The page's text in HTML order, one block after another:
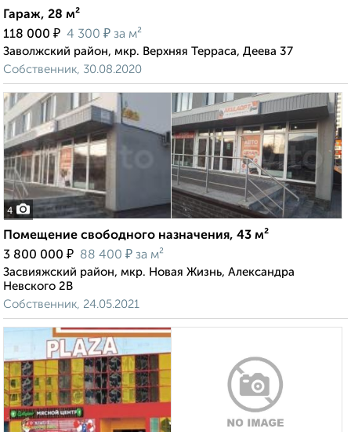
Гараж, 28 м²
118 000 ₽ 4 300 ₽ за м²
Заволжский район, мкр. Верхняя Терраса, Деева 37
Собственник, 30.08.2020
4
Помещение свободного назначения, 43 м²
3 800 000 ₽ 88 400 ₽ за м²
Засвияжский район, мкр. Новая Жизнь, Александра
Невского 2В
Собственник, 24.05.2021